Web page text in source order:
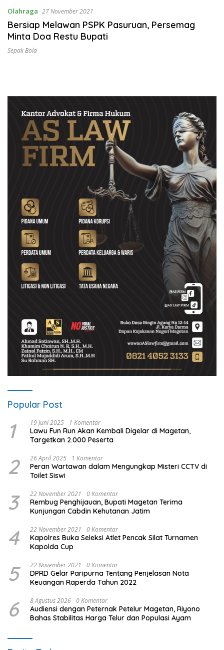
Olahraga 27 November 2021
Bersiap Melawan PSPK Pasuruan, Persemag
Minta Doa Restu Bupati
Sepak Bola
Popular Post
1 19 Juni 2025 1 Komentar
Lawu Fun Run Akan Kembali Digelar di Magetan,
Targetkan 2.000 Peserta
2 26 April 2025 1 Komentar
Peran Wartawan dalam Mengungkap Misteri CCTV di
Toilet Siswi
3 22 November 2021 0 Komentar
Rembug Penghijauan, Bupati Magetan Terima
Kunjungan Cabdin Kehutanan Jatim
4 22 November 2021 0 Komentar
Kapolres Buka Seleksi Atlet Pencak Silat Turnamen
Kapolda Cup
5 22 November 2021 0 Komentar
DPRD Gelar Paripurna Tentang Penjelasan Nota
Keuangan Raperda Tahun 2022
6 8 Agustus 2026 0 Komentar
Audiensi dengan Peternak Petelur Magetan, Riyono
Bahas Stabilitas Harga Telur dan Populasi Ayam